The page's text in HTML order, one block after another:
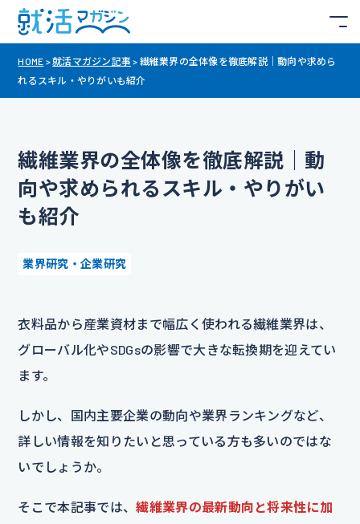
HOME >就活マガジン記事 > 繊維業界の全体像を徹底解説｜動向や求めら
れるスキル・やりがいも紹介
繊維業界の全体像を徹底解説｜動
向や求められるスキル・やりがい
も紹介
業界研究・企業研究
衣料品から産業資材まで幅広く使われる繊維業界は、
グローバル化やSDGsの影響で大きな転換期を迎えてい
ます。
しかし、国内主要企業の動向や業界ランキングなど、
詳しい情報を知りたいと思っている方も多いのではな
いでしょうか。
そこで本記事では、繊維業界の最新動向と将来性に加